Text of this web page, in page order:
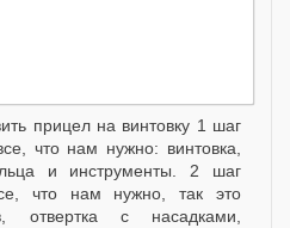
что нам нужно: винтовка,
и инструменты. 2 шаг
что нам нужно, так это
отвертка с насадками,